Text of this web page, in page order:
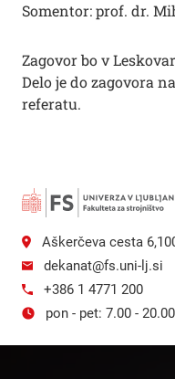
Somentor: prof. dr.
Zagovor bo v
Delo je do zagovora
referatu.
Aškerčeva cesta
dekanat@fs.uni-lj.si
+386 1 4771 200
pon - pet: 7.00 - 20.00